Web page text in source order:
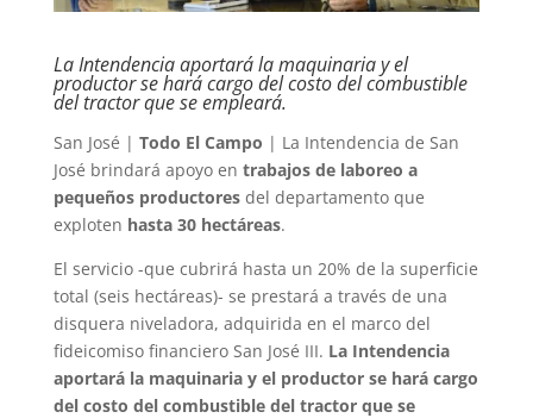
La Intendencia aportará la maquinaria y el
productor se hará cargo del costo del combustible
del tractor que se empleará.
San José | Todo El Campo | La Intendencia de San
José brindará apoyo en trabajos de laboreo a
pequeños productoresdel departamento que
exploten hasta 30 hectáreas.
El servicio -que cubrirá hasta un 20% de la superficie
total (seis hectáreas)- se prestará a través de una
disquera niveladora, adquirida en el marco del
fideicomiso financiero San José III. La Intendencia
aportará la maquinaria y el productor se hará cargo
del costo del combustible del tractor que se